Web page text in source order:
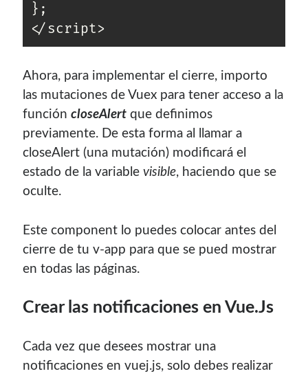
};
</script>
Ahora, para implementar el cierre, importo
las mutaciones de Vuex para tener acceso a la
funcióncloseAlert que definimos
previamente. De esta forma al llamar a
closeAlert (una mutación) modificará el
estado de la variablevisible, haciendo que se
oculte.
Este component lo puedes colocar antes del
cierre de tu v-app para que se pued mostrar
en todas las páginas.
Crear las notificaciones en Vue.Js
Cada vez que desees mostrar una
notificaciones en vuej.js, solo debes realizar